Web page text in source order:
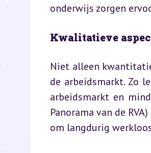
onderwijs zorgen
Kwalitatieve
Niet alleen
de arbeidsmarkt. Zo
arbeidsmarkt en
Panorama van de
om langdurig